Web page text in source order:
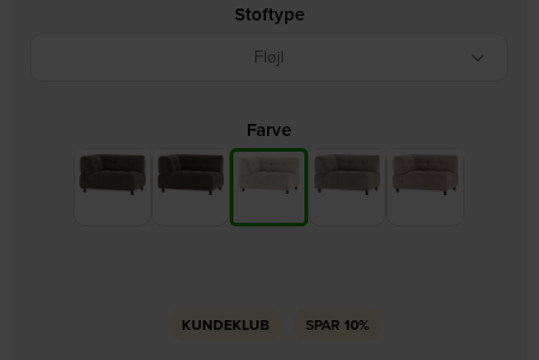
Stoftype
Fløjl
Farve
KUNDEKLUB SPAR 10%